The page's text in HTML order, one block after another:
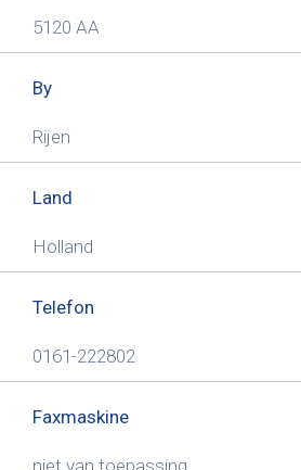
5120 AA
By
Rijen
Land
Holland
Telefon
0161-222802
Faxmaskine
niet van toepassing